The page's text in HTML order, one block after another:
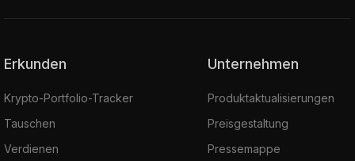
Erkunden
Krypto-Portfolio-Tracker
Tauschen
Verdienen
Unternehmen
Produktaktualisierungen
Preisgestaltung
Pressemappe